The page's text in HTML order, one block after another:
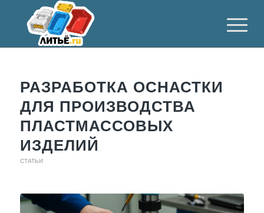
РАЗРАБОТКА ОСНАСТКИ
ДЛЯ ПРОИЗВОДСТВА
ПЛАСТМАССОВЫХ
ИЗДЕЛИЙ
СТАТЬИ